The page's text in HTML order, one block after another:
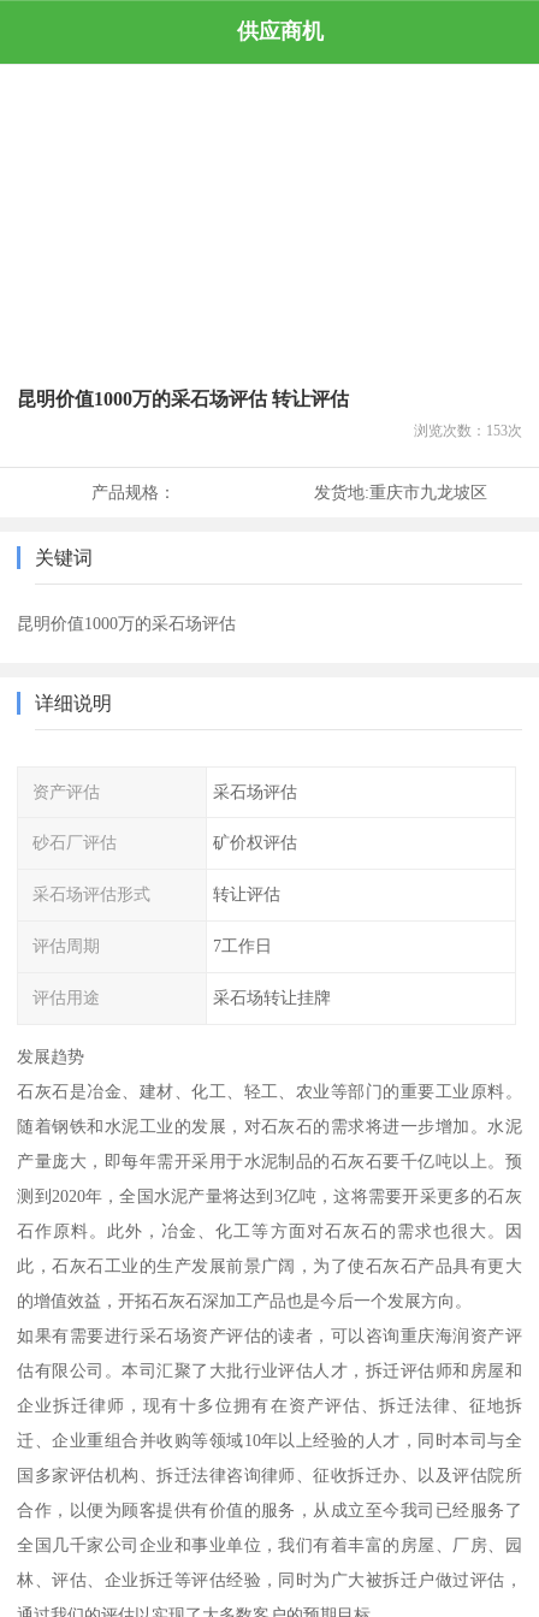
供应商机
昆明价值1000万的采石场评估 转让评估
浏览次数： 153次
产品规格： 发货地:重庆市九龙坡区
关键词
昆明价值1000万的采石场评估
详细说明
资产评估 采石场评估
砂石厂评估 矿价权评估
采石场评估形式 转让评估
评估周期 7工作日
评估用途 采石场转让挂牌
发展趋势
石灰石是冶金、建材、化工、轻工、农业等部门的重要工业原料。
随着钢铁和水泥工业的发展，对石灰石的需求将进一步增加。水泥
产量庞大，即每年需开采用于水泥制品的石灰石要千亿吨以上。预
测到2020年，全国水泥产量将达到3亿吨，这将需要开采更多的石灰
石作原料。此外，冶金、化工等方面对石灰石的需求也很大。因
此，石灰石工业的生产发展前景广阔，为了使石灰石产品具有更大
的增值效益，开拓石灰石深加工产品也是今后一个发展方向。
如果有需要进行采石场资产评估的读者，可以咨询重庆海润资产评
估有限公司。本司汇聚了大批行业评估人才，拆迁评估师和房屋和
企业拆迁律师，现有十多位拥有在资产评估、拆迁法律、征地拆
迁、企业重组合并收购等领域10年以上经验的人才，同时本司与全
国多家评估机构、拆迁法律咨询律师、征收拆迁办、以及评估院所
合作，以便为顾客提供有价值的服务，从成立至今我司已经服务了
全国几千家公司企业和事业单位，我们有着丰富的房屋、厂房、园
林、评估、企业拆迁等评估经验，同时为广大被拆迁户做过评估，